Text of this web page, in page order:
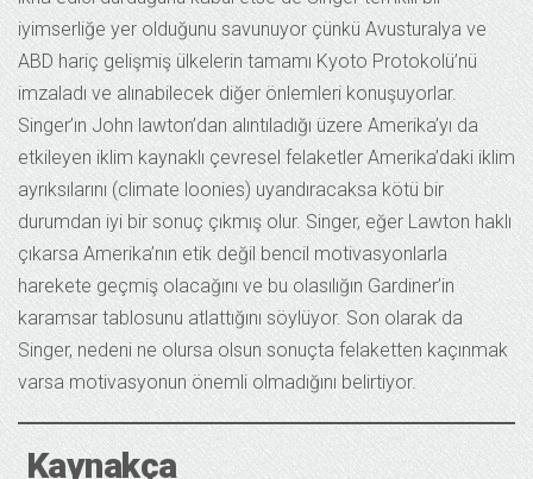
iyimserliğe yer olduğunu savunuyor çünkü Avusturalya ve
ABD hariç gelişmiş ülkelerin tamamı Kyoto Protokolü’nü
imzaladı ve alınabilecek diğer önlemleri konuşuyorlar.
Singer’ın John lawton’dan alıntıladığı üzere Amerika’yı da
etkileyen iklim kaynaklı çevresel felaketler Amerika’daki iklim
ayrıksılarını (climate loonies) uyandıracaksa kötü bir
durumdan iyi bir sonuç çıkmış olur. Singer, eğer Lawton haklı
çıkarsa Amerika’nın etik değil bencil motivasyonlarla
harekete geçmiş olacağını ve bu olasılığın Gardiner’in
karamsar tablosunu atlattığını söylüyor. Son olarak da
Singer, nedeni ne olursa olsun sonuçta felaketten kaçınmak
varsa motivasyonun önemli olmadığını belirtiyor.
Kaynakça